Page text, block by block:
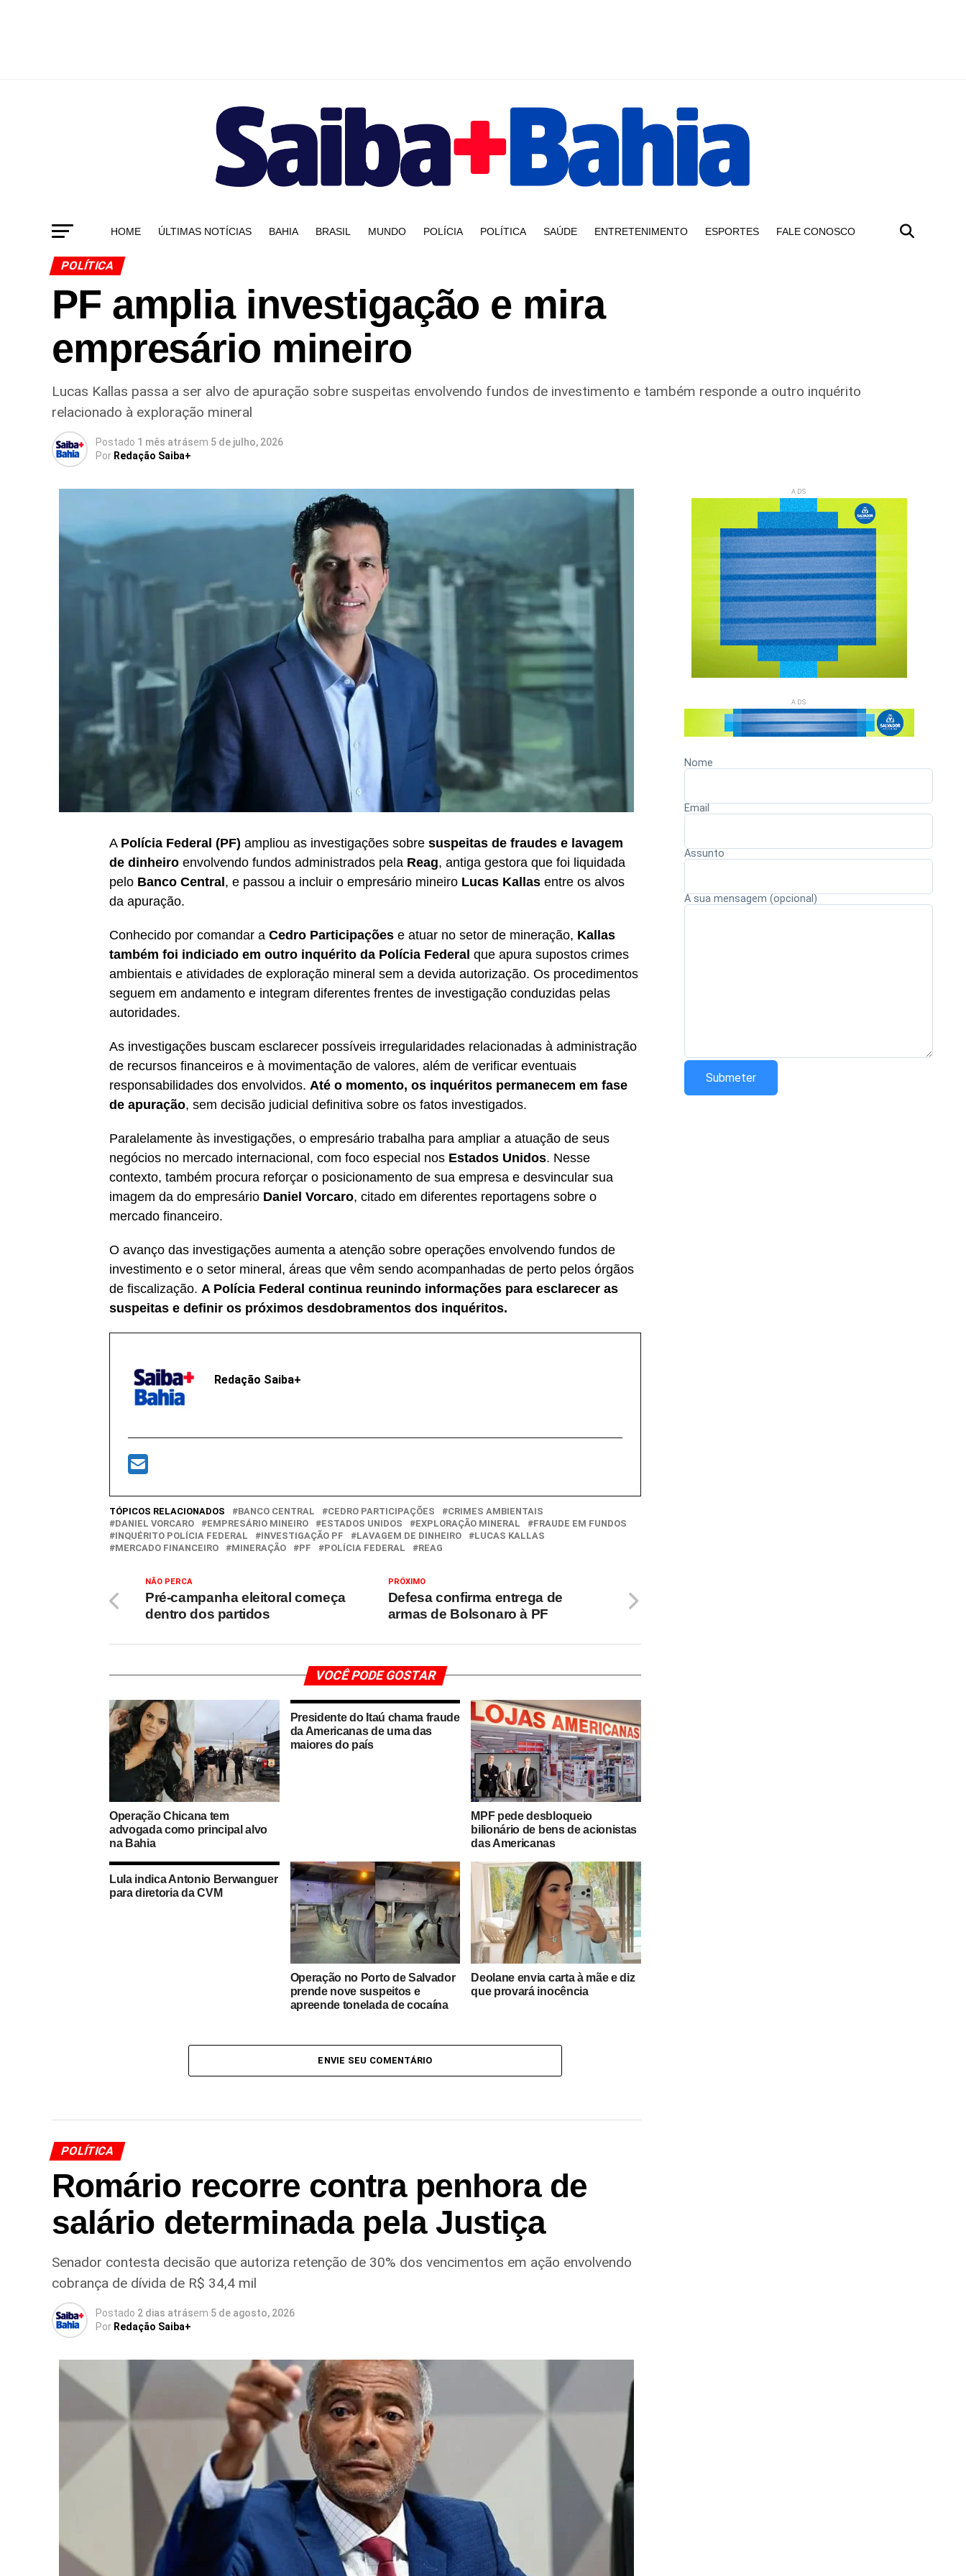
HOME ÚLTIMAS NOTÍCIAS BAHIA BRASIL MUNDO POLÍCIA POLÍTICA SAÚDE ENTRETENIMENTO ESPORTES FALE CONOSCO
POLÍTICA
PF amplia investigação e mira
empresário mineiro
Lucas Kallas passa a ser alvo de apuração sobre suspeitas envolvendo fundos de investimento e também responde a outro inquérito
relacionado à exploração mineral
Postado 1 mês atrásem 5 de julho, 2026
Por Redação Saiba+
A Polícia Federal (PF) ampliou as investigações sobre suspeitas de fraudes e lavagem
de dinheiro envolvendo fundos administrados pela Reag, antiga gestora que foi liquidada
pelo Banco Central, e passou a incluir o empresário mineiro Lucas Kallas entre os alvos
da apuração.
Conhecido por comandar a Cedro Participações e atuar no setor de mineração, Kallas
também foi indiciado em outro inquérito da Polícia Federal que apura supostos crimes
ambientais e atividades de exploração mineral sem a devida autorização. Os procedimentos
seguem em andamento e integram diferentes frentes de investigação conduzidas pelas
autoridades.
As investigações buscam esclarecer possíveis irregularidades relacionadas à administração
de recursos financeiros e à movimentação de valores, além de verificar eventuais
responsabilidades dos envolvidos. Até o momento, os inquéritos permanecem em fase
de apuração, sem decisão judicial definitiva sobre os fatos investigados.
Paralelamente às investigações, o empresário trabalha para ampliar a atuação de seus
negócios no mercado internacional, com foco especial nos Estados Unidos. Nesse
contexto, também procura reforçar o posicionamento de sua empresa e desvincular sua
imagem da do empresário Daniel Vorcaro, citado em diferentes reportagens sobre o
mercado financeiro.
O avanço das investigações aumenta a atenção sobre operações envolvendo fundos de
investimento e o setor mineral, áreas que vêm sendo acompanhadas de perto pelos órgãos
de fiscalização. A Polícia Federal continua reunindo informações para esclarecer as
suspeitas e definir os próximos desdobramentos dos inquéritos.
Redação Saiba+
TÓPICOS RELACIONADOS BANCO CENTRAL CEDRO PARTICIPAÇÕES
CRIMES AMBIENTAIS
DANIEL VORCARO
EMPRESÁRIO MINEIRO ESTADOS UNIDOS EXPLORAÇÃO MINERAL
FRAUDE EM FUNDOS
INQUÉRITO POLÍCIA FEDERAL
INVESTIGAÇÃO PF LAVAGEM DE DINHEIRO
LUCAS KALLAS
MERCADO FINANCEIRO
MINERAÇÃO PF POLÍCIA FEDERAL REAG
PRÓXIMO
Defesa confirma entrega de
armas de Bolsonaro à PF
NÃO PERCA
Pré-campanha eleitoral começa
dentro dos partidos
VOCÊ PODE GOSTAR
Operação Chicana tem
advogada como principal alvo
na Bahia
Presidente do Itaú chama fraude
da Americanas de uma das
maiores do país
MPF pede desbloqueio
bilionário de bens de acionistas
das Americanas
Lula indica Antonio Berwanguer
para diretoria da CVM
Operação no Porto de Salvador
prende nove suspeitos e
apreende tonelada de cocaína
Deolane envia carta à mãe e diz
que provará inocência
ENVIE SEU COMENTÁRIO
POLÍTICA
Romário recorre contra penhora de
salário determinada pela Justiça
Senador contesta decisão que autoriza retenção de 30% dos vencimentos em ação envolvendo
cobrança de dívida de R$ 34,4 mil
Postado 2 dias atrásem 5 de agosto, 2026
Por Redação Saiba+
ADS
ADS
Nome
Email
Assunto
A sua mensagem (opcional)